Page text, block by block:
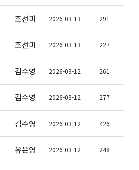
조선미 2026-03-13 291
조선미 2026-03-13 227
김수영 2026-03-12 261
김수영 2026-03-12 277
김수영 2026-03-12 426
유은영 2026-03-12 248